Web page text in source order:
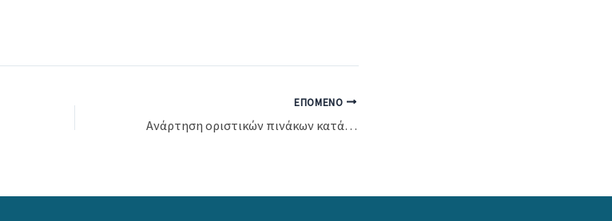
ΕΠΌΜΕΝΟ
Ανάρτηση οριστικών πινάκων κατάταξης, προσληπτέων και απορριπτέων των υποψηφίων της υπ΄ αριθμ. πρωτ. ΓΠοικ. 2437/ 03-09-2021 προκήρυξης/ανακοίνωσης